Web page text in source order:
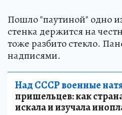
Пошло "паутиной" одно
стенка держится на
тоже разбито стекло.
надписями.
Над СССР военные
пришельцев: как
искала и изучала